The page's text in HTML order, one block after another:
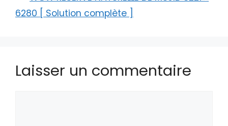
6280 [ Solution complète ]
Laisser un commentaire